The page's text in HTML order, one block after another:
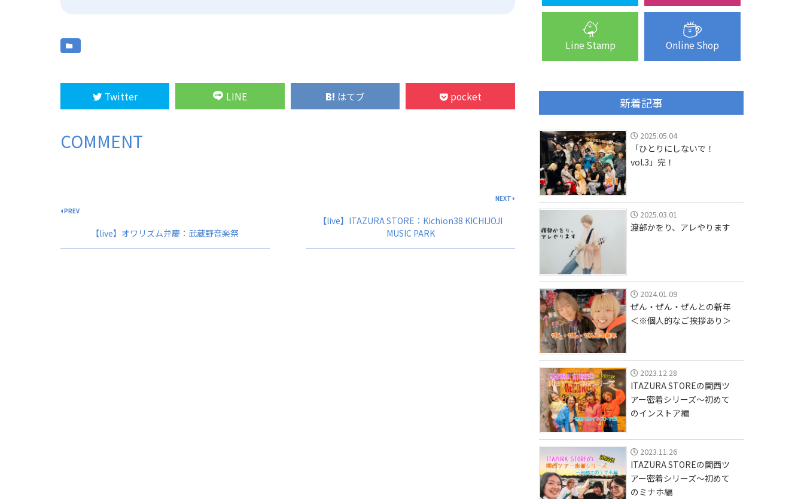
Twitter LINE はてブ pocket
COMMENT
PREV
【live】オワリズム弁慶：武蔵野音楽祭
NEXT
【live】ITAZURA STORE：Kichion38 KICHIJOJI
MUSIC PARK
Line Stamp Online Shop
新着記事
2025.05.04
「ひとりにしないで！
vol.3」完！
2025.03.01
渡部かをり、アレやります
2024.01.09
ぜん・ぜん・ぜんとの新年
＜※個人的なご挨拶あり＞
2023.12.28
ITAZURA STOREの関西ツ
アー密着シリーズ〜初めて
のインストア編
2023.11.26
ITAZURA STOREの関西ツ
アー密着シリーズ〜初めて
のミナホ編